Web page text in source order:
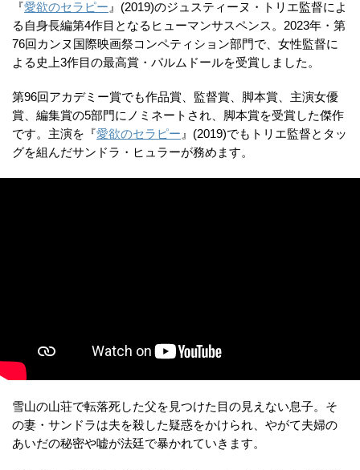
『愛欲のセラピー 』(2019)のジュスティーヌ・トリエ監督によ
る自身長編第4作目となるヒューマンサスペンス。2023年・第
76回カンヌ国際映画祭コンペティション部門で、女性監督に
よる史上3作目の最高賞・パルムドールを受賞しました。
第96回アカデミー賞でも作品賞、監督賞、脚本賞、主演女優
賞、編集賞の5部門にノミネートされ、脚本賞を受賞した傑作
です。主演を『愛欲のセラピー 』(2019)でもトリエ監督とタッ
グを組んだサンドラ・ヒュラーが務めます。
雪山の山荘で転落死した父を見つけた目の見えない息子。そ
の妻・サンドラは夫を殺した疑惑をかけられ、やがて夫婦の
あいだの秘密や嘘が法廷で暴かれていきます。